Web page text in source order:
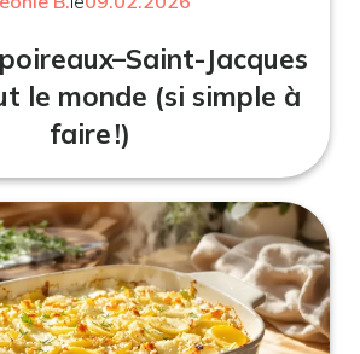
Jacques
le monde (si simple à
faire !)